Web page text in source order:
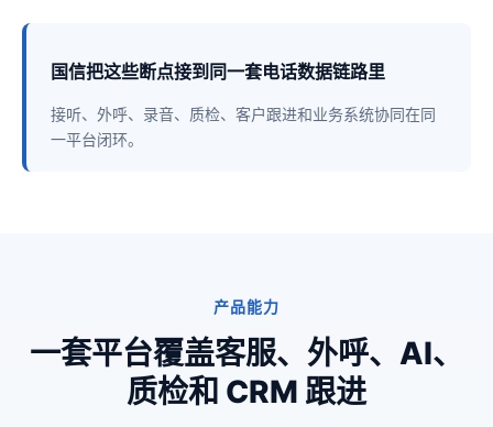
国信把这些断点接到同一套电话数据链路里
接听、外呼、录音、质检、客户跟进和业务系统协同在同
一平台闭环。
产品能力
一套平台覆盖客服、外呼、AI、
质检和 CRM 跟进